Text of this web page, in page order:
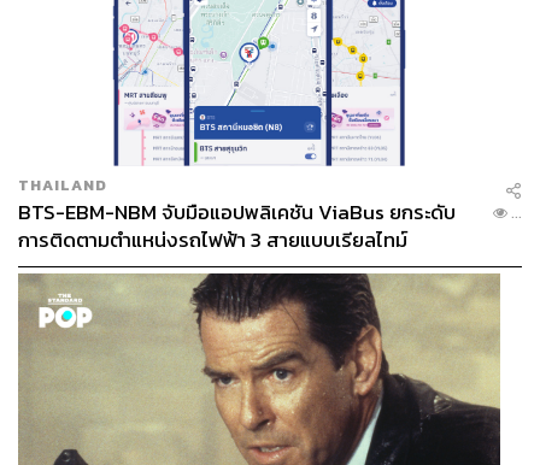
THAILAND
BTS-EBM-NBM จับมือแอปพลิเคชัน ViaBus ยกระดับ
การติดตามตำแหน่งรถไฟฟ้า 3 สายแบบเรียลไทม์
...